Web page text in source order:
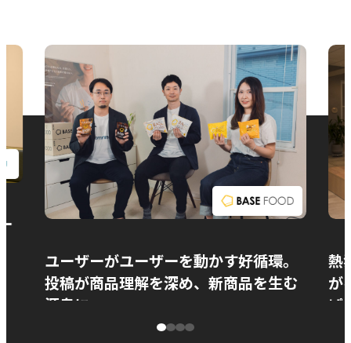
ユーザーがユーザーを動かす好循環。
投稿が商品理解を深め、新商品を生む
源泉に
熱
が
ぱ